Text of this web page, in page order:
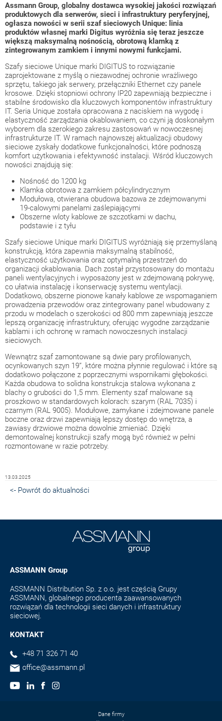
Assmann Group, globalny dostawca wysokiej jakości rozwiązań
produktowych dla serwerów, sieci i infrastruktury peryferyjnej,
ogłasza nowości w serii szaf sieciowych Unique: linia
produktów własnej marki Digitus wyróżnia się teraz jeszcze
większą maksymalną nośnością, obrotową klamką z
zintegrowanym zamkiem i innymi nowymi funkcjami.
Szafy sieciowe Unique marki DIGITUS to rozwiązanie
zaprojektowane z myślą o niezawodnej ochronie wrażliwego
sprzętu, takiego jak serwery, przełączniki Ethernet czy panele
krosowe. Dzięki stopniowi ochrony IP20 zapewniają bezpieczne i
stabilne środowisko dla kluczowych komponentów infrastruktury
IT. Seria Unique została opracowana z naciskiem na wygodę i
elastyczność zarządzania okablowaniem, co czyni ją doskonałym
wyborem dla szerokiego zakresu zastosowań w nowoczesnej
infrastrukturze IT. W ramach najnowszej aktualizacji obudowy
sieciowe zyskały dodatkowe funkcjonalności, które podnoszą
komfort użytkowania i efektywność instalacji. Wśród kluczowych
nowości znajdują się:
Nośność do 1200 kg
Klamka obrotowa z zamkiem półcylindrycznym
Modułowa, otwierana obudowa bazowa ze zdejmowanymi
19-calowymi panelami zaślepiającymi
Obszerne wloty kablowe ze szczotkami w dachu,
podstawie i z tyłu
Szafy sieciowe Unique marki DIGITUS wyróżniają się przemyślaną
konstrukcją, która zapewnia maksymalną stabilność,
elastyczność użytkowania oraz optymalną przestrzeń do
organizacji okablowania. Dach został przystosowany do montażu
paneli wentylacyjnych i wyposażony jest w zdejmowaną pokrywę,
co ułatwia instalację i konserwację systemu wentylacji.
Dodatkowo, obszerne pionowe kanały kablowe ze wspomaganiem
prowadzenia przewodów oraz zintegrowany panel wbudowany z
przodu w modelach o szerokości od 800 mm zapewniają jeszcze
lepszą organizację infrastruktury, oferując wygodne zarządzanie
kablami i ich ochronę w ramach nowoczesnych instalacji
sieciowych.
Wewnątrz szaf zamontowane są dwie pary profilowanych,
ocynkowanych szyn 19”, które można płynnie regulować i które są
dodatkowo połączone z poprzecznymi wspornikami głębokości.
Każda obudowa to solidna konstrukcja stalowa wykonana z
blachy o grubości do 1,5 mm. Elementy szaf malowane są
proszkowo w standardowych kolorach: szarym (RAL 7035) i
czarnym (RAL 9005). Modułowe, zamykane i zdejmowane panele
boczne oraz drzwi zapewniają lepszy dostęp do wnętrza, a
zawiasy drzwiowe można dowolnie zmieniać. Dzięki
demontowalnej konstrukcji szafy mogą być również w pełni
rozmontowane w razie potrzeby.
13.03.2025
<- Powrót do aktualności
ASSMANN Group
ASSMANN Distribution Sp. z o.o. jest częścią Grupy
ASSMANN, globalnego producenta zaawansowanych
rozwiązań dla technologii sieci danych i infrastruktury
sieciowej.
KONTAKT
+48 71 326 71 40
office@assmann.pl
Dane firmy